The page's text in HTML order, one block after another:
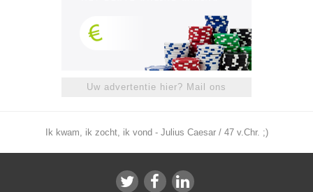
Uw advertentie hier? Mail ons
Ik kwam, ik zocht, ik vond - Julius Caesar / 47 v.Chr. ;)